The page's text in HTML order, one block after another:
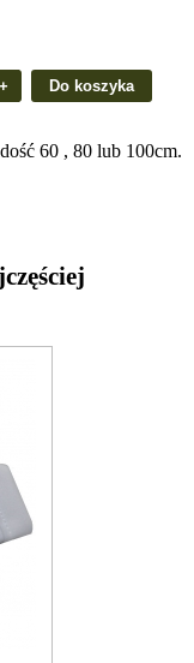
60 , 80 lub 100cm.